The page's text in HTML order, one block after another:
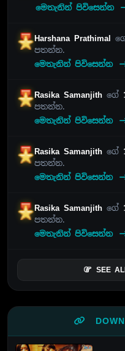
මෙතැනින් පිවිසෙන්න
Harshana Prathimal
පතන්න.
මෙතැනින් පිවිසෙන්න
Rasika Samanjithගේ
පතන්න.
මෙතැනින් පිවිසෙන්න
Rasika Samanjithගේ
පතන්න.
මෙතැනින් පිවිසෙන්න
Rasika Samanjithගේ
පතන්න.
මෙතැනින් පිවිසෙන්න
SEE